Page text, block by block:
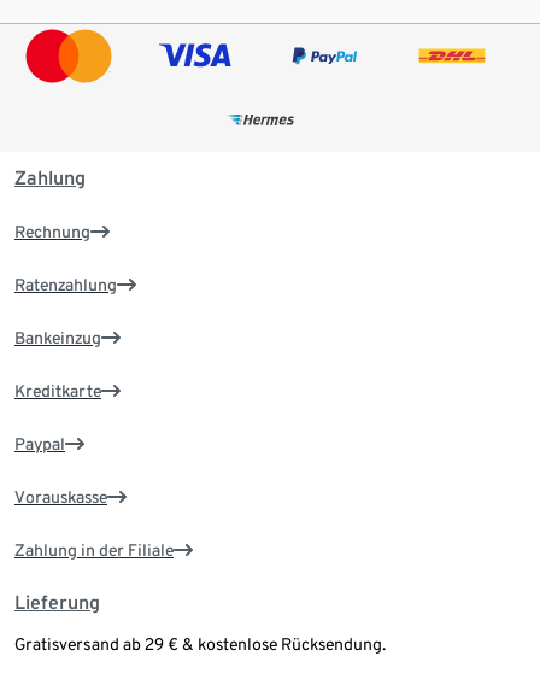
Zahlung
Rechnung
Ratenzahlung
Bankeinzug
Kreditkarte
Paypal
Vorauskasse
Zahlung in der Filiale
Lieferung
Gratisversand ab 29 € & kostenlose Rücksendung.